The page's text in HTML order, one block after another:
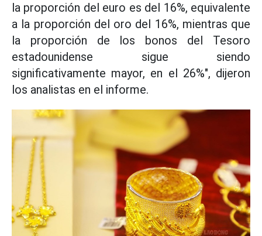
la proporción del euro es del 16%, equivalente
a la proporción del oro del 16%, mientras que
la proporción de los bonos del Tesoro
estadounidense sigue siendo
significativamente mayor, en el 26%", dijeron
los analistas en el informe.